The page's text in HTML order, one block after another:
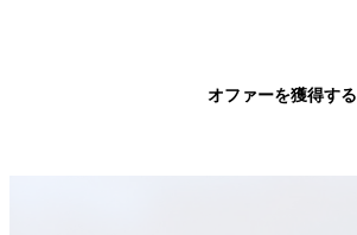
オファーを獲得する